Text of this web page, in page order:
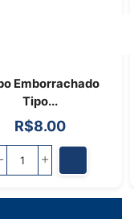
Emborrachado
Tipo...
R$8.00